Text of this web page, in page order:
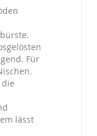
Für
lässt